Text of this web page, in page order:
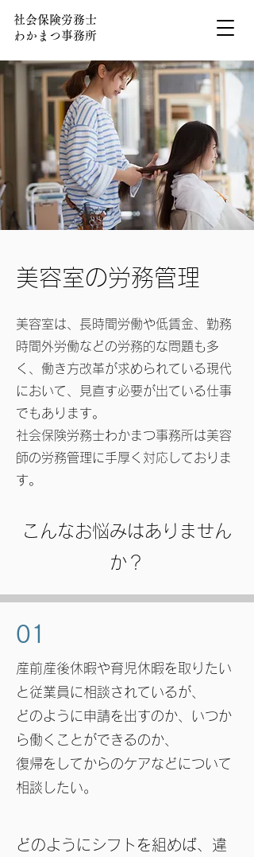
社会保険労務士
わかまつ事務所
​美容室の労務管理
美容室は、長時間労働や低賃金、勤務
時間外労働などの労務的な問題も多
く、働き方改革が求められている現代
において、見直す必要が出ている仕事
でもあります。
​社会保険労務士わかまつ事務所は美容
師の労務管理に手厚く対応しておりま
す。
こんなお悩みはありません
か？
01
産前産後休暇や育児休暇を取りたい
と従業員に相談されているが、
どのように申請を出すのか、いつか
ら働くことができるのか、
復帰をしてからのケアなどについて
相談したい。
どのようにシフトを組めば、違